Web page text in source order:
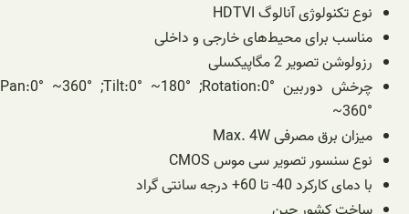
نوع تکنولوژی آنالوگ HDTVI
مناسب برای محیط‌های خارجی و داخلی
رزولوشن تصویر 2 مگاپیکسلی
چرخش دوربین Pan:0° ~360° ;Tilt:0° ~180° ;Rotation:0°
~360°
میزان برق مصرفی Max. 4W
نوع سنسور تصویر سی موس CMOS
با دمای کارکرد 40- تا 60+ درجه سانتی گراد